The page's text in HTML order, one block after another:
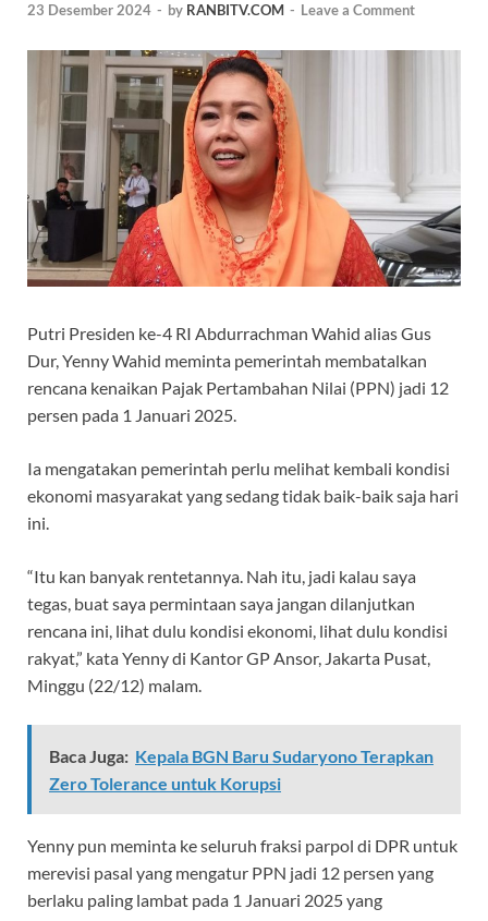
23 Desember 2024 - by RANBITV.COM - Leave a Comment
Putri Presiden ke-4 RI Abdurrachman Wahid alias Gus
Dur, Yenny Wahid meminta pemerintah membatalkan
rencana kenaikan Pajak Pertambahan Nilai (PPN) jadi 12
persen pada 1 Januari 2025.
Ia mengatakan pemerintah perlu melihat kembali kondisi
ekonomi masyarakat yang sedang tidak baik-baik saja hari
ini.
“Itu kan banyak rentetannya. Nah itu, jadi kalau saya
tegas, buat saya permintaan saya jangan dilanjutkan
rencana ini, lihat dulu kondisi ekonomi, lihat dulu kondisi
rakyat,” kata Yenny di Kantor GP Ansor, Jakarta Pusat,
Minggu (22/12) malam.
Baca Juga: Kepala BGN Baru Sudaryono Terapkan
Zero Tolerance untuk Korupsi
Yenny pun meminta ke seluruh fraksi parpol di DPR untuk
merevisi pasal yang mengatur PPN jadi 12 persen yang
berlaku paling lambat pada 1 Januari 2025 yang